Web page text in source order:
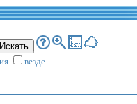
везде